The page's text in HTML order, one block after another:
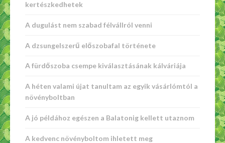
kertészkedhetek
A dugulást nem szabad félvállról venni
A dzsungelszerű előszobafal története
A fürdőszoba csempe kiválasztásának kálváriája
A héten valami újat tanultam az egyik vásárlómtól a
növényboltban
A jó példához egészen a Balatonig kellett utaznom
A kedvenc növényboltom ihletett meg